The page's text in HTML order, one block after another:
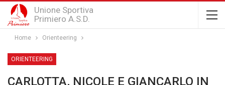
Unione Sportiva
Primiero A.S.D.
Home Orienteering
ORIENTEERING
CARLOTTA, NICOLE E GIANCARLO IN